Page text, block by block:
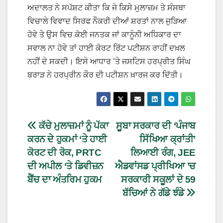
ਅਦਾਲਤ ਨੇ ਸਪੱਸ਼ਟ ਕੀਤਾ ਕਿ ਜੇ ਕਿਸੇ ਮੁਲਾਜ਼ਮ ਤੇ ਸੰਸਥਾ
ਵਿਚਾਲੇ ਵਿਵਾਦ ਸਿਰਫ ਨੌਕਰੀ ਦੀਆਂ ਸ਼ਰਤਾਂ ਨਾਲ ਜੁੜਿਆ
ਹੋਵੇ ਤੇ ਉਸ ਵਿਚ ਕੋਈ ਜਨਤਕ ਜਾਂ ਕਾਨੂੰਨੀ ਅਧਿਕਾਰ ਦਾ
ਸਵਾਲ ਨਾ ਹੋਵੇ ਤਾਂ ਹਾਈ ਕੋਰਟ ਰਿੱਟ ਪਟੀਸ਼ਨ ਰਾਹੀਂ ਦਖ਼ਲ
ਨਹੀਂ ਦੇ ਸਕਦੀ। ਇਸੇ ਆਧਾਰ ’ਤੇ ਜਸਟਿਸ ਹਰਪ੍ਰੀਤ ਸਿੰਘ
ਬਰਾੜ ਨੇ ਹਰਪ੍ਰੀਨ ਕੌਰ ਦੀ ਪਟੀਸ਼ਨ ਖ਼ਾਰਜ ਕਰ ਦਿੱਤੀ।
ਸੂਬਾ ਸਰਕਾਰ ਦੀ ‘ਪੰਜਾਬ
ਸਿੱਖਿਆ ਕ੍ਰਾਂਤੀ’
ਲਿਆਈ ਰੰਗ, JEE
ਐਡਵਾਂਸਡ ਪ੍ਰੀਖਿਆ ’ਚ
ਸਰਕਾਰੀ ਸਕੂਲਾਂ ਦੇ 59
ਬੱਚਿਆਂ ਨੇ ਗੱਡੇ ਝੰਡੇ
ਕੱਚੇ ਮੁਲਾਜ਼ਮਾਂ ਨੂੰ ਪੱਕਾ
ਕਰਨ ਦੇ ਹੁਕਮਾਂ ‘ਤੇ ਹਾਈ
ਕੋਰਟ ਦੀ ਰੋਕ, PRTC
ਦੀ ਅਪੀਲ ‘ਤੇ ਡਿਵੀਜ਼ਨ
ਬੈਂਚ ਦਾ ਅੰਤਰਿਮ ਹੁਕਮ